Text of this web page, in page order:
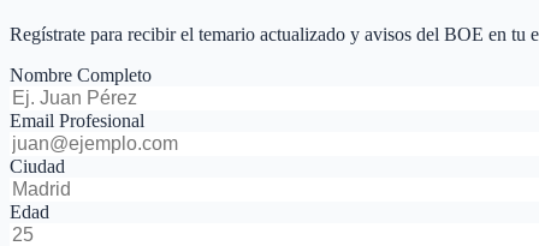
Regístrate para recibir el temario actualizado y avisos del BOE en tu
Nombre Completo
Email Profesional
Ciudad
Edad